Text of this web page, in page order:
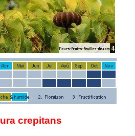
Hura crepitans